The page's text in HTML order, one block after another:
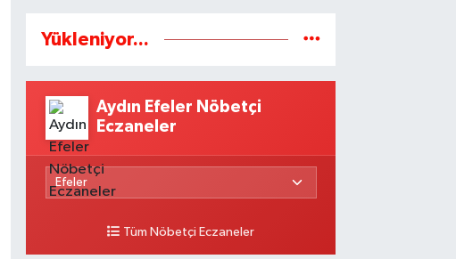
Yükleniyor...
Aydın Efeler Nöbetçi
Eczaneler
Tüm Nöbetçi Eczaneler